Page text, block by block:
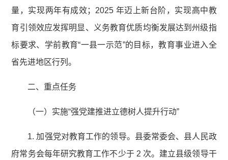
量，实现两年有成效；2025 年迈上新台阶，实现高中教
育引领效应发挥明显、义务教育优质均衡发展达到州级指
标要求、学前教育“一县一示范”的目标，教育事业进入全
省先进地区行列。
二、重点任务
（一）实施“强党建推进立德树人提升行动”
1. 加强党对教育工作的领导。县委常委会、县人民政
府常务会每年研究教育工作不少于 2 次。建立县级领导干